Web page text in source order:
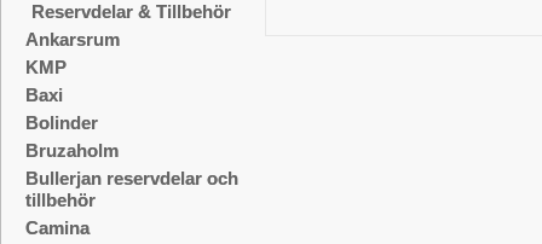
Reservdelar & Tillbehör
Ankarsrum
KMP
Baxi
Bolinder
Bruzaholm
Bullerjan reservdelar och
tillbehör
Camina